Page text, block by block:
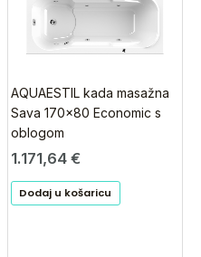
AQUAESTIL kada masažna
Sava 170×80 Economic s
oblogom
1.171,64 €
Dodaj u košaricu